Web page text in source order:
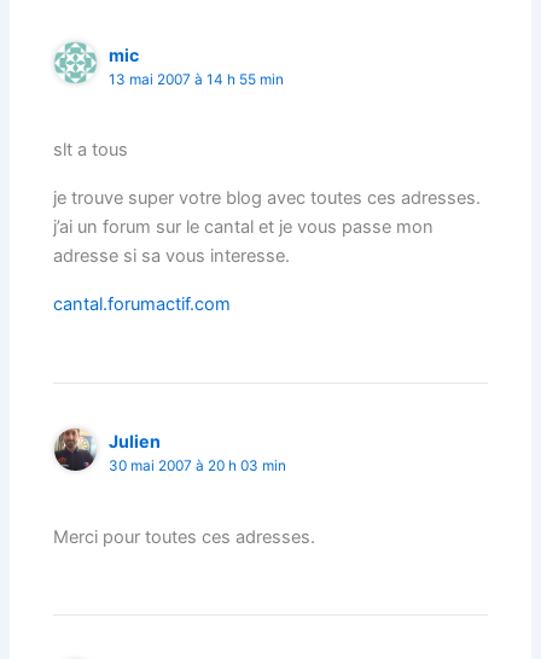
mic
13 mai 2007 à 14 h 55 min
slt a tous
je trouve super votre blog avec toutes ces adresses.
j’ai un forum sur le cantal et je vous passe mon
adresse si sa vous interesse.
cantal.forumactif.com
Julien
30 mai 2007 à 20 h 03 min
Merci pour toutes ces adresses.